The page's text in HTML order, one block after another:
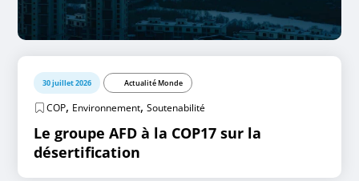
30 juillet 2026 Actualité Monde
COP, Environnement,Soutenabilité
Le groupe AFD à la COP17 sur la
désertification